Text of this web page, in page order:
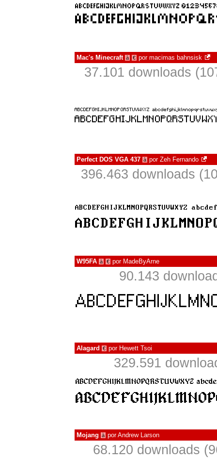
Mac's Minecraft à € por macimas bahnsisk
37.101 downloads
Perfect DOS VGA 437 à por Zeh Fernando
396.463 downloads
W95FA à € por MadeByArne
90.143
Alagard € por Hewett Tsoi
329.591
Mojang à porAndrew Larson
68.120 downloads